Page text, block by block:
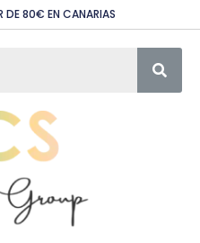
DE 80€ EN CANARIAS